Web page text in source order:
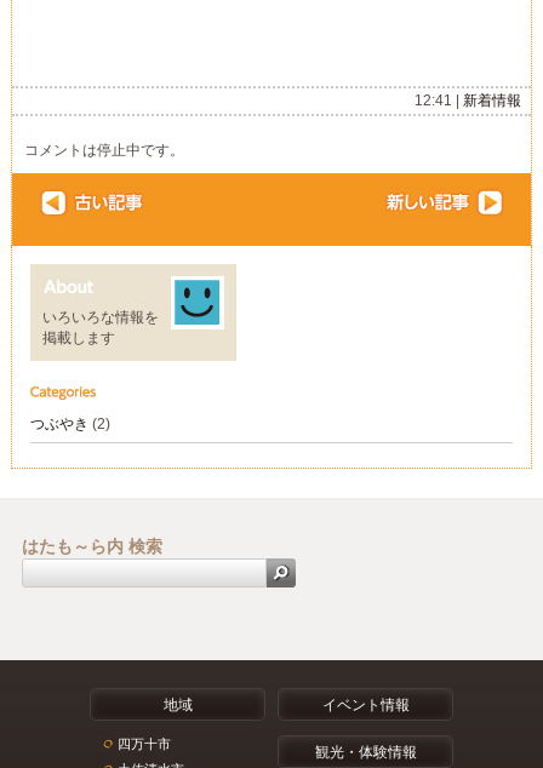
12:41 |新着情報
コメントは停止中です。
いろいろな情報を
掲載します
つぶやき (2)
はたも～ら内 検索
地域
四万十市
イベント情報
観光・体験情報